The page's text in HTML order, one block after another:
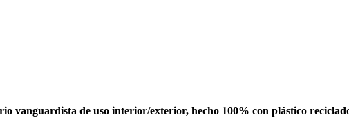
vanguardista de uso interior/exterior, hecho 100% con plástico